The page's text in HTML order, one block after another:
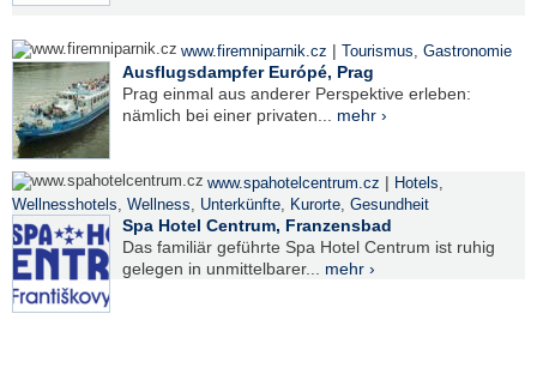
www.firemniparnik.cz | Tourismus, Gastronomie
Ausflugsdampfer Európé, Prag
Prag einmal aus anderer Perspektive erleben:
nämlich bei einer privaten... mehr ›
www.spahotelcentrum.cz | Hotels,
Wellnesshotels, Wellness, Unterkünfte, Kurorte, Gesundheit
Spa Hotel Centrum, Franzensbad
Das familiär geführte Spa Hotel Centrum ist ruhig
gelegen in unmittelbarer... mehr ›